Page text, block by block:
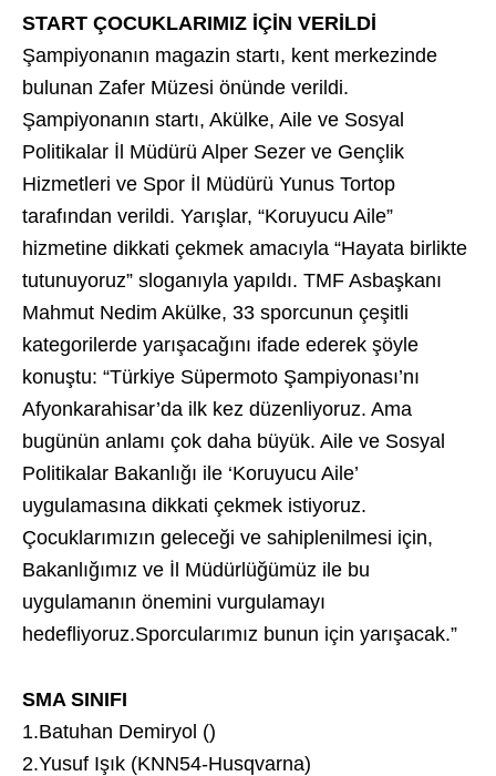
START ÇOCUKLARIMIZ İÇİN VERİLDİ
Şampiyonanın magazin startı, kent merkezinde
bulunan Zafer Müzesi önünde verildi.
Şampiyonanın startı, Akülke, Aile ve Sosyal
Politikalar İl Müdürü Alper Sezer ve Gençlik
Hizmetleri ve Spor İl Müdürü Yunus Tortop
tarafından verildi. Yarışlar, “Koruyucu Aile”
hizmetine dikkati çekmek amacıyla “Hayata birlikte
tutunuyoruz” sloganıyla yapıldı. TMF Asbaşkanı
Mahmut Nedim Akülke, 33 sporcunun çeşitli
kategorilerde yarışacağını ifade ederek şöyle
konuştu: “Türkiye Süpermoto Şampiyonası’nı
Afyonkarahisar’da ilk kez düzenliyoruz. Ama
bugünün anlamı çok daha büyük. Aile ve Sosyal
Politikalar Bakanlığı ile ‘Koruyucu Aile’
uygulamasına dikkati çekmek istiyoruz.
Çocuklarımızın geleceği ve sahiplenilmesi için,
Bakanlığımız ve İl Müdürlüğümüz ile bu
uygulamanın önemini vurgulamayı
hedefliyoruz.Sporcularımız bunun için yarışacak.”
SMA SINIFI
1.Batuhan Demiryol ()
2.Yusuf Işık (KNN54-Husqvarna)